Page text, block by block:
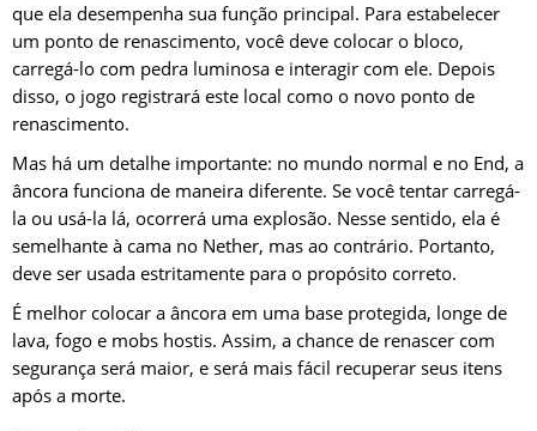
que ela desempenha sua função principal. Para estabelecer
um ponto de renascimento, você deve colocar o bloco,
carregá-lo com pedra luminosa e interagir com ele. Depois
disso, o jogo registrará este local como o novo ponto de
renascimento.
Mas há um detalhe importante: no mundo normal e no End, a
âncora funciona de maneira diferente. Se você tentar carregá-
la ou usá-la lá, ocorrerá uma explosão. Nesse sentido, ela é
semelhante à cama no Nether, mas ao contrário. Portanto,
deve ser usada estritamente para o propósito correto.
É melhor colocar a âncora em uma base protegida, longe de
lava, fogo e mobs hostis. Assim, a chance de renascer com
segurança será maior, e será mais fácil recuperar seus itens
após a morte.